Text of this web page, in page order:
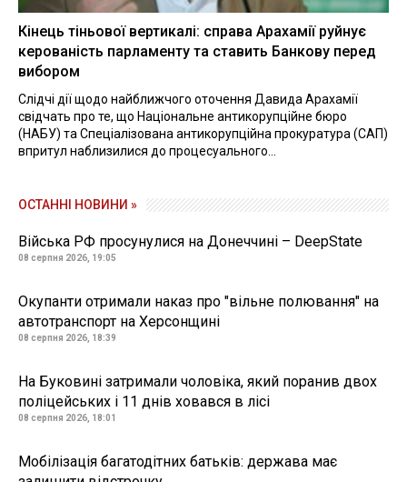
Кінець тіньової вертикалі: справа Арахамії руйнує
керованість парламенту та ставить Банкову перед
вибором
Слідчі дії щодо найближчого оточення Давида Арахамії
свідчать про те, що Національне антикорупційне бюро
(НАБУ) та Спеціалізована антикорупційна прокуратура (САП)
впритул наблизилися до процесуального...
ОСТАННІ НОВИНИ »
Війська РФ просунулися на Донеччині – DeepState
08 серпня 2026, 19:05
Окупанти отримали наказ про "вільне полювання" на
автотранспорт на Херсонщині
08 серпня 2026, 18:39
На Буковині затримали чоловіка, який поранив двох
поліцейських і 11 днів ховався в лісі
08 серпня 2026, 18:01
Мобілізація багатодітних батьків: держава має